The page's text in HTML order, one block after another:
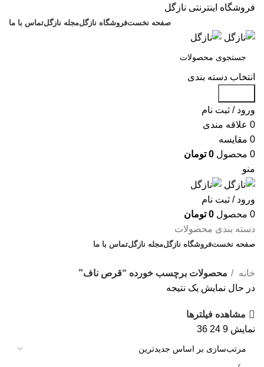
فروشگاه اینترنتی نازگل
صفحه نخستفروشگاه نازگلمجله نازگلتماس با ما
انتخاب دسته بندی
ورود / ثبت نام
0 علاقه مندی
0 مقایسه
0 محصول 0 تومان
منو
ورود / ثبت نام
0 محصول 0 تومان
دسته بندی محصولات
صفحه نخستفروشگاه نازگلمجله نازگلتماس با ما
خانه
محصولات برچسب خورده “قرص ناف”
در حال نمایش یک نتیجه
مشاهده فیلترها
نمایش 9
24
36